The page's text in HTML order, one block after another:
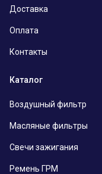
Доставка
Оплата
Контакты
Каталог
Воздушный фильтр
Масляные фильтры
Свечи зажигания
Ремень ГРМ